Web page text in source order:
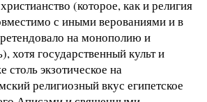
(которое, как и религия
с иными верованиями и в
на монополию и
хотя государственный культ и
столь экзотическое на
религиозный вкус египетское